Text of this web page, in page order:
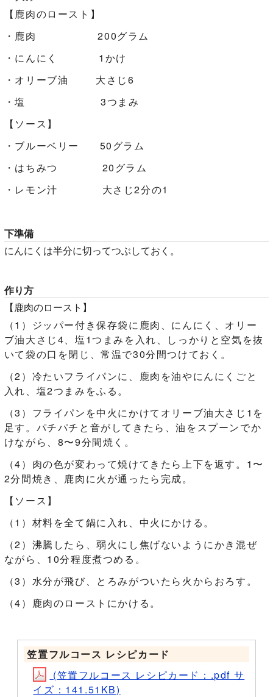
【鹿肉のロースト】
・鹿肉 200グラム
・にんにく 1かけ
・オリーブ油 大さじ6
・塩 3つまみ
【ソース】
・ブルーベリー 50グラム
・はちみつ 20グラム
・レモン汁 大さじ2分の1
下準備
にんにくは半分に切ってつぶしておく。
作り方
【鹿肉のロースト】
（1）ジッパー付き保存袋に鹿肉、にんにく、オリー
ブ油大さじ4、塩1つまみを入れ、しっかりと空気を抜
いて袋の口を閉じ、常温で30分間つけておく。
（2）冷たいフライパンに、鹿肉を油やにんにくごと
入れ、塩2つまみをふる。
（3）フライパンを中火にかけてオリーブ油大さじ1を
足す。パチパチと音がしてきたら、油をスプーンでか
けながら、8〜9分間焼く。
（4）肉の色が変わって焼けてきたら上下を返す。1〜
2分間焼き、鹿肉に火が通ったら完成。
【ソース】
（1）材料を全て鍋に入れ、中火にかける。
（2）沸騰したら、弱火にし焦げないようにかき混ぜ
ながら、10分程度煮つめる。
（3）水分が飛び、とろみがついたら火からおろす。
（4）鹿肉のローストにかける。
笠置フルコース レシピカード
(笠置フルコース レシピカード：.pdf サ
イズ：141.51KB)